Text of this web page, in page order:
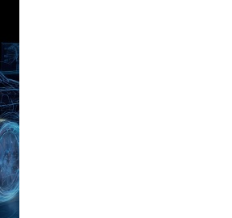
3Dプリンター装置販売